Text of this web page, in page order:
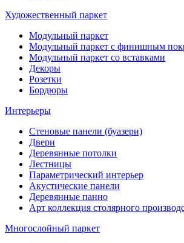
Художественный паркет
Модульный паркет
Модульный паркет с финишным
Модульный паркет со вставками
Декоры
Розетки
Бордюры
Интерьеры
Стеновые панели (буазери)
Двери
Деревянные потолки
Лестницы
Параметрический интерьер
Акустические панели
Деревянные панно
Арт коллекция столярного
Многослойный паркет